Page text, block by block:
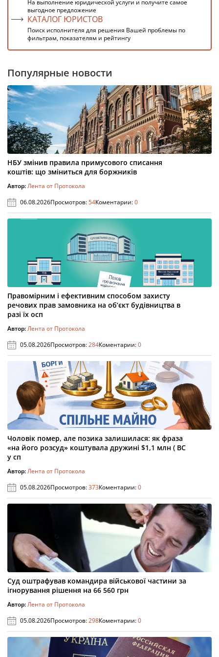
На выполнение юридической услуги и получите самое
выгодное предложение
КАТАЛОГ ЮРИСТОВ
Поиск исполнителя для решения Вашей проблемы по
фильтрам, показателям и рейтингу
Популярные новости
НБУ змінив правила примусового списання
коштів: що зміниться для боржників
Автор:Лента от Протокола
06.08.2026Просмотров:54Коментарии:0
Правомірним і ефективним способом захисту
речових прав замовника на об’єкт будівництва в
разі їх осп
Автор:Лента от Протокола
05.08.2026Просмотров:284Коментарии:0
Чоловік помер, але позика залишилася: як фраза
«на його розсуд» коштувала дружині $1,1 млн ( ВС
у сп
Автор:Лента от Протокола
05.08.2026Просмотров:373Коментарии:0
Суд оштрафував командира військової частини за
ігнорування рішення на 66 560 грн
Автор:Лента от Протокола
05.08.2026Просмотров:298Коментарии:0